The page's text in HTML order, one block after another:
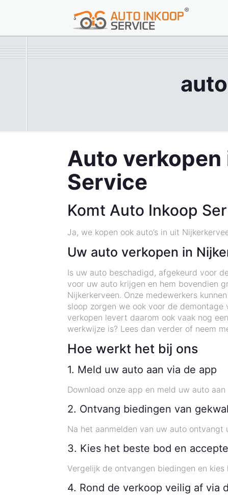
Auto verkopen
Service
Komt Auto Inkoop
Ja, we kopen ook auto’s in uit
Uw auto verkopen in
Is uw auto beschadigd, afgekeurd voor
voor uw auto krijgen en hem bovendien
Nijkerkerveen. Onze medewerkers
sloop zorgen we ook voor de
verkopen levert daarom ook vaak nog
werkwijze is? Lees dan verder of neem
Hoe werkt het bij ons
1. Meld uw auto aan via de app
Download onze app en meld uw auto
2. Ontvang biedingen van
Na het aanmelden van uw auto
3. Kies het beste bod en
Vergelijk de ontvangen biedingen en
4. Rond de verkoop veilig af via